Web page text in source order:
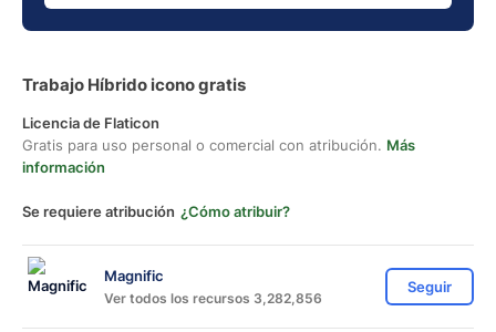
Trabajo Híbrido icono gratis
Licencia de Flaticon
Gratis para uso personal o comercial con atribución. Más
información
Se requiere atribución ¿Cómo atribuir?
Magnific
Ver todos los recursos 3,282,856
Seguir